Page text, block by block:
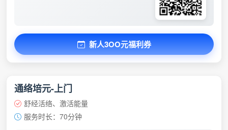
新人3OO元福利券
通络培元-上门
舒经活络、激活能量
服务时长：70分钟